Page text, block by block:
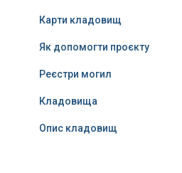
Карти кладовищ
Як допомогти проєкту
Реєстри могил
Кладовища
Опис кладовищ